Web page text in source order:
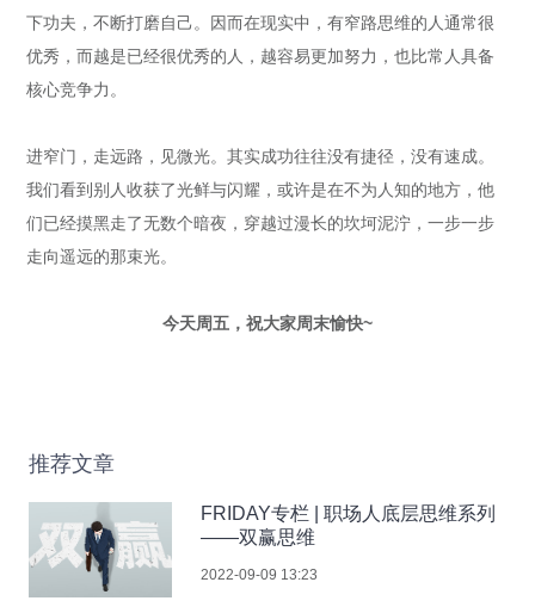
下功夫，不断打磨自己。因而在现实中，有窄路思维的人通常很
优秀，而越是已经很优秀的人，越容易更加努力，也比常人具备
核心竞争力。
进窄门，走远路，见微光。其实成功往往没有捷径，没有速成。
我们看到别人收获了光鲜与闪耀，或许是在不为人知的地方，他
们已经摸黑走了无数个暗夜，穿越过漫长的坎坷泥泞，一步一步
走向遥远的那束光。
今天周五，祝大家周末愉快~
推荐文章
FRIDAY专栏 | 职场人底层思维系列
——双赢思维
2022-09-09 13:23